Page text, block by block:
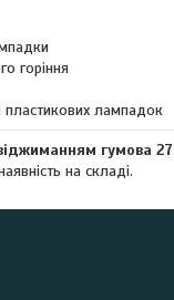
горіння
пластикових лампадок
гумова
на складі.